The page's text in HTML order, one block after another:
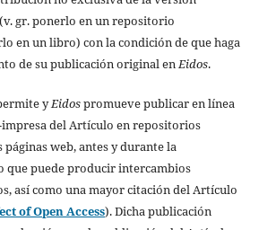
gr. ponerlo en un repositorio
en un libro) con la condición de que haga
de su publicación original en Eidos.
yEidospromueve publicar en línea
del Artículo en repositorios
web, antes y durante la
que puede producir intercambios
así como una mayor citación del Artículo
of Open Access). Dicha publicación